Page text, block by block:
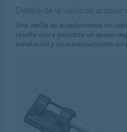
Detalle de la varilla de
Una varilla de acoplamiento sin
resalte única garantiza un apoyo
instalación y un mantenimiento sin